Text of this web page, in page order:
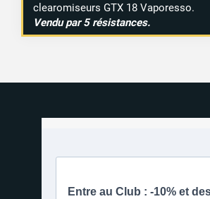
clearomiseurs GTX 18 Vaporesso.
Vendu par 5 résistances.